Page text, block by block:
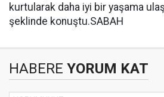
kurtularak daha iyi bir yaşama
şeklinde konuştu.SABAH
HABERE YORUM KAT